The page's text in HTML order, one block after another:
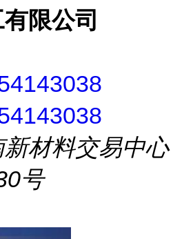
限公司
材料交易中心
号